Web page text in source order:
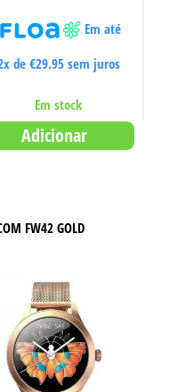
Em até
de €29.95sem juros
Em stock
Adicionar
FW42 GOLD